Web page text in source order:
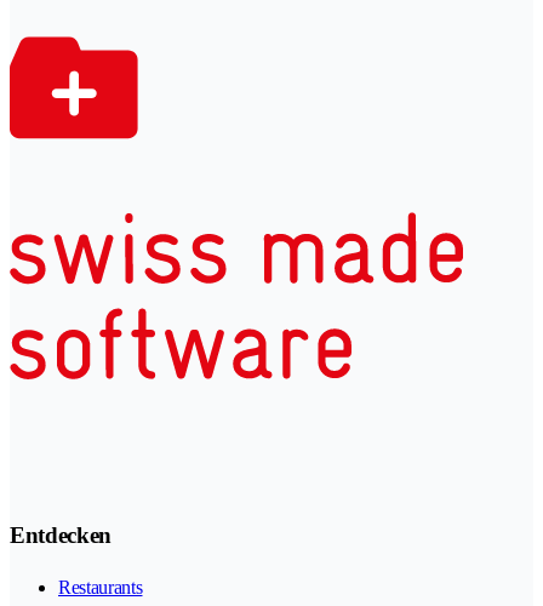
Entdecken
Restaurants